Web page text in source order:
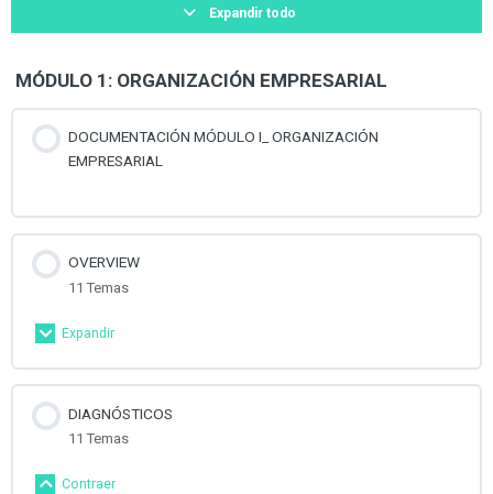
Expandir todo
MÓDULO 1: ORGANIZACIÓN EMPRESARIAL
DOCUMENTACIÓN MÓDULO I_ ORGANIZACIÓN
EMPRESARIAL
OVERVIEW
11 Temas
Expandir
Contenido de la Lección
0% Completado 0/11 pasos
DIAGNÓSTICOS
11 Temas
Contraer